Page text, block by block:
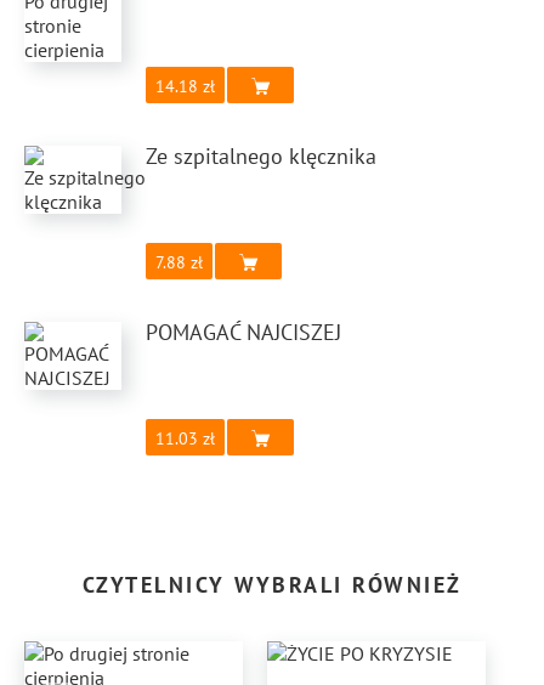
14.18
Ze szpitalnego klęcznika
7.88
POMAGAĆ NAJCISZEJ
11.03
CZYTELNICY WYBRALI RÓWNIEŻ